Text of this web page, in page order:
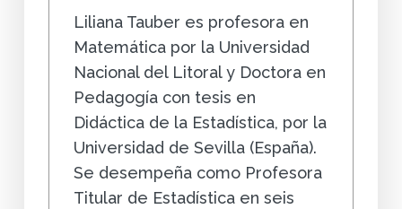
Liliana Tauber es profesora en
Matemática por la Universidad
Nacional del Litoral y Doctora en
Pedagogía con tesis en
Didáctica de la Estadística, por la
Universidad de Sevilla (España).
Se desempeña como Profesora
Titular de Estadística en seis